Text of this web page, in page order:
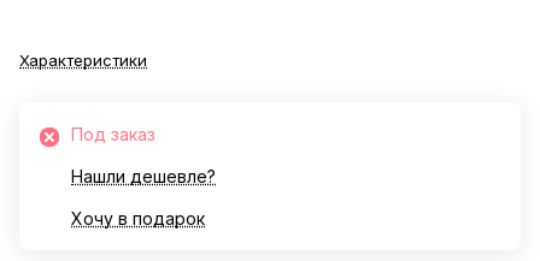
Характеристики
Под заказ
Нашли дешевле?
Хочу в подарок